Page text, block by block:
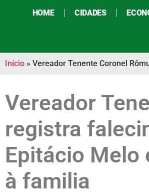
HOME CIDADES
Início » Vereador Tenente Coronel
Vereador
registra
Epitácio Melo
à familia